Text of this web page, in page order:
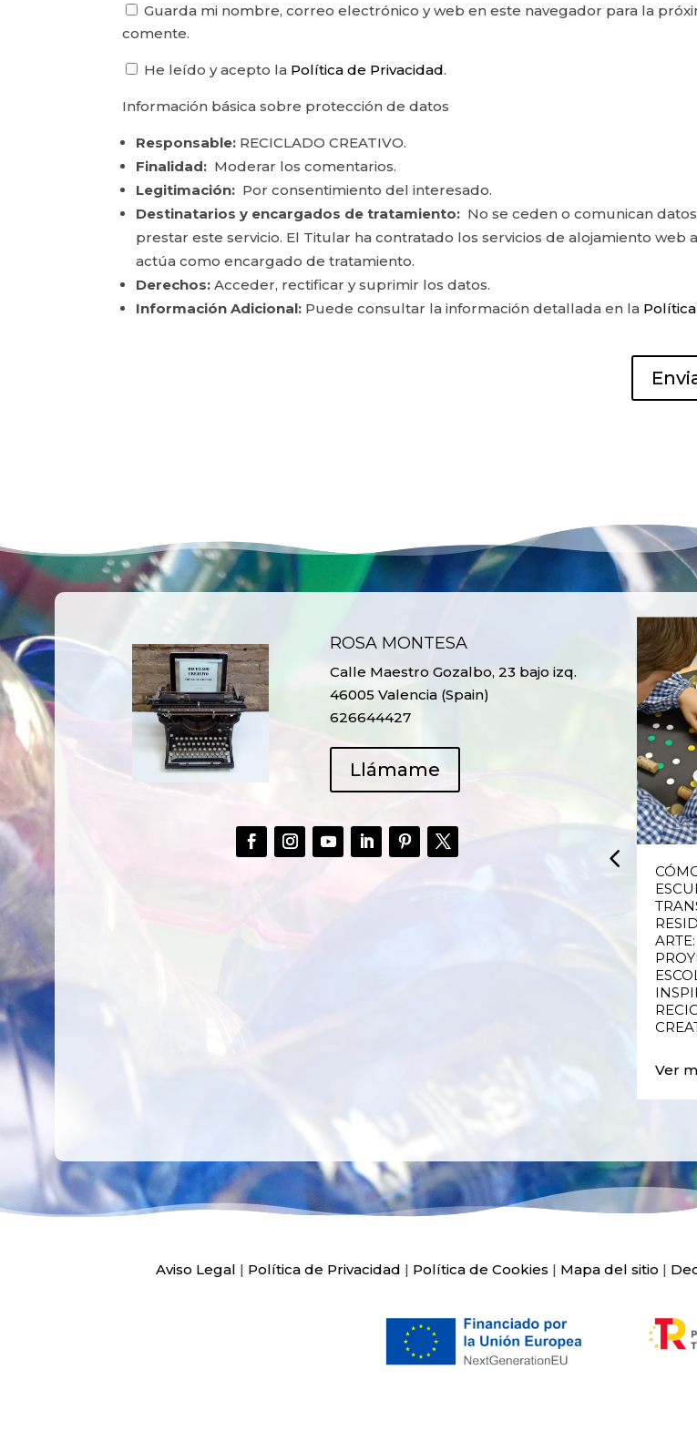
Guarda mi nombre, correo electrónico y web en este navegador para la
comente.
He leído y acepto la Política de Privacidad.
Información básica sobre protección de datos
Responsable: RECICLADO CREATIVO.
Finalidad: Moderar los comentarios.
Legitimación: Por consentimiento del interesado.
Destinatarios y encargados de tratamiento: No se ceden o comunican
prestar este servicio. El Titular ha contratado los servicios de alojamiento web
actúa como encargado de tratamiento.
Derechos: Acceder, rectificar y suprimir los datos.
Información Adicional: Puede consultar la información detallada en la
ROSA MONTESA
Calle Maestro Gozalbo, 23 bajo izq.
46005 Valencia (Spain)
626644427
Llámame
RECICLADO EN
ARTE:
Ver
Aviso Legal | Política de Privacidad | Política de Cookies | Mapa del sitio |